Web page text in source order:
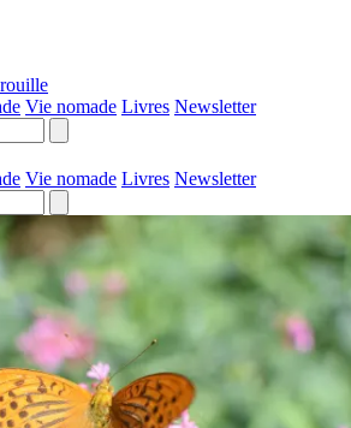
Vie nomade Livres Newsletter
Vie nomade Livres Newsletter